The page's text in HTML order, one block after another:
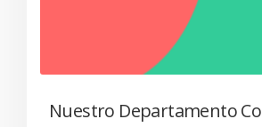
Nuestro Departamento